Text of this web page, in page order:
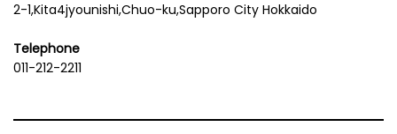
2-1,Kita4jyounishi,Chuo-ku,Sapporo City Hokkaido
Telephone
011-212-2211